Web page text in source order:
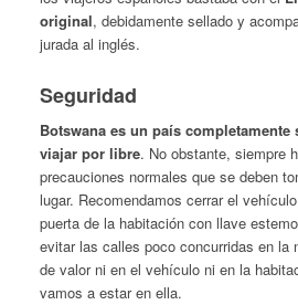
original, debidamente sellado y
jurada al inglés.
Seguridad
Botswana es un país completamente
viajar por libre. No obstante, siempre
precauciones normales que se deben
lugar. Recomendamos cerrar el
puerta de la habitación con llave
evitar las calles poco concurridas en la
de valor ni en el vehículo ni en la
vamos a estar en ella.